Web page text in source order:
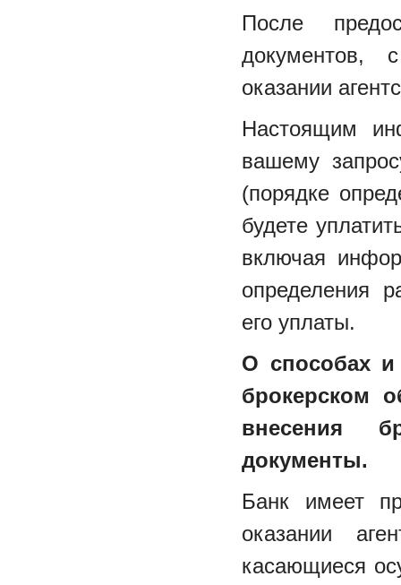
После
документов,
оказании
Настоящим
вашему
(порядке
будете
включая
определения
его уплаты.
О способах и
брокерском
внесения
документы.
Банк имеет
оказании
касающиеся